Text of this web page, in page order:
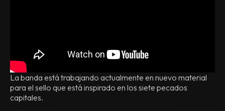
La banda está trabajando actualmente en nuevo material
para el sello que está inspirado en los siete pecados
capitales.